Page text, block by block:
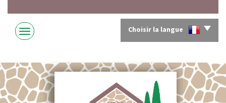
Choisir la langue